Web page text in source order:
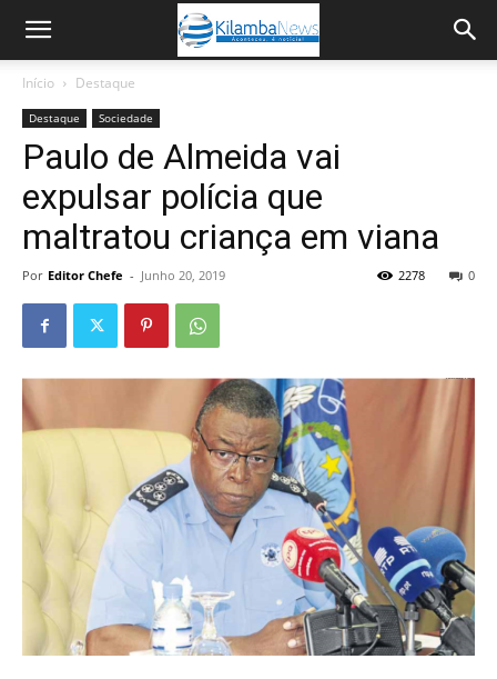
Início Destaque
Destaque Sociedade
Paulo de Almeida vai
expulsar polícia que
maltratou criança em viana
Por Editor Chefe - Junho 20, 2019 0
2278